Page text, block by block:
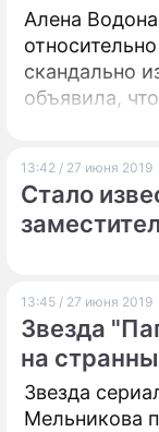
Алена
скандально
объявила,
13:42 / 27 июня 2019
Стало
13:45 / 27 июня 2019
Звезда
на
Звезда
Мельникова